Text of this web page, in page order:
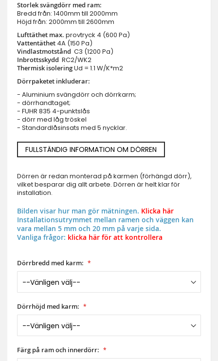
Storlek svängdörr med ram:
Bredd från: 1400mm till 2000mm
Höjd från: 2000mm till 2600mm
Lufttäthet max. provtryck 4 (600 Pa)
Vattentäthet 4A (150 Pa)
Vindlastmotstånd C3 (1200 Pa)
Inbrottsskydd RC2/WK2
Thermisk isoleringUd = 1.1 W/K*m2
Dörrpaketet inkluderar:
- Aluminium svängdörr och dörrkarm;
- dörrhandtaget;
- FUHR 835 4-punktslås
- dörr med låg tröskel
- Standardlåsinsats med 5 nycklar.
FULLSTÄNDIG INFORMATION OM DÖRREN
Dörren är redan monterad på karmen (förhängd dörr),
vilket besparar dig allt arbete. Dörren är helt klar för
installation.
Bilden visar hur man gör mätningen. Klicka här
Installationsutrymmet mellan ramen och väggen kan
vara mellan 5 mm och 20 mm på varje sida.
Vanliga frågor: klicka här för att kontrollera
Dörrbredd med karm:
Dörrhöjd med karm:
Färg på ram och innerdörr: